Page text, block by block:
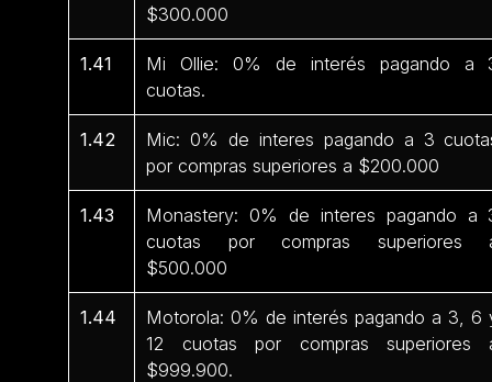
$300.000
1.41
Mi Ollie: 0% de interés pagando a
cuotas.
1.42
Mic: 0% de interes pagando a 3
por compras superiores a $200.000
1.43
Monastery: 0% de interes pagando a
cuotas por compras superiores
$500.000
1.44
Motorola: 0% de interés pagando a 3, 6
12 cuotas por compras superiores
$999.900.